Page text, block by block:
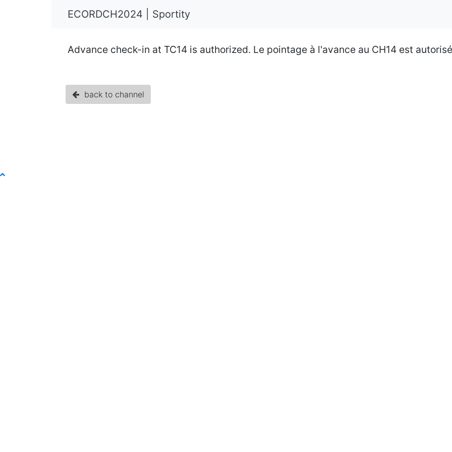
ECORDCH2024 | Sportity
Advance check-in at TC14 is authorized. Le pointage à l'avance au CH14 est
back to channel